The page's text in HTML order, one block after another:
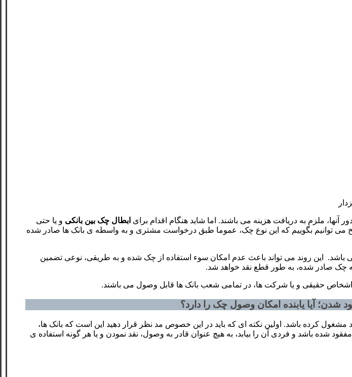
ملزم به دریافت هزینه می باشند. اما شاید هنگام اقدام برای ابطال چک بین بانکی و یا حتی
توانیم بگوییم که این نوع چک، عموما طبق درخواست مشتری و به واسطه ی بانک ها صادر شده
می باشد. این روند می تواند باعث عدم امکان سوء استفاده از چک شده و به طریقی، نوعی تضمین
که چک صادر شده، به طور قطع نقد خواهد شد.
حقیقی و یا شرکت ها، در تمامی شعب بانک ها قابل وصول می باشند.
آیا یابنده امکان وصول چک را دارد؟
کرده باشد. اولین نکته ای که باید در این خصوص مد نظر قرار دهید این است که بانک ها،
شده باشد و فردی آن را بیابد، به هیچ عنوان قادر به وصول، نقد نمودن و یا هر گونه استفاده ی